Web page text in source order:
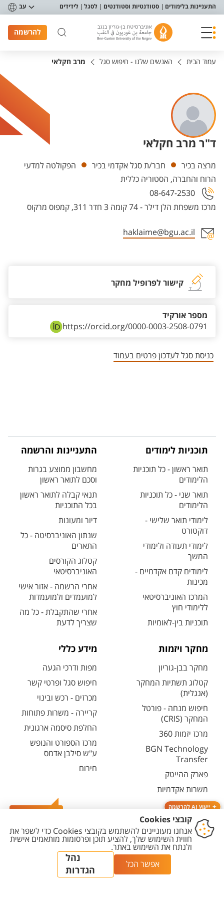
תפריט נגישות
התעניינות בלימודים סטודנטיות וסטודנטים לסגל לידידים עב
להרשמה
ייעוץ AI להרשמה
עמוד הבית האנשים שלנו - חיפוש סגל מרב חקלאי
ד"ר מרב חקלאי
יחידות
מרצה בכיר חבר/ת סגל אקדמי בכיר
הפקולטה למדעי
הרוח והחברה, הסטוריה כללית
מרכז משפחת הלן דילר - 74 קומה 3 חדר 311, קמפוס מרקוס
08-647-2530
haklaime@bgu.ac.il
קישור לפרופיל מחקר
https://orcid.org/0000-0003-2508-0791
מספר אורקיד
כניסת סגל לעדכון פרטים בעמוד
תוכניות לימודים
תואר ראשון - כל תוכניות
הלימודים
תואר שני - כל תוכניות
הלימודים
לימודי תואר שלישי -
דוקטורט
לימודי תעודה ולימודי
המשך
לימודים קדם אקדמיים -
מכינות
המרכז האוניברסיטאי
ללימודי חוץ
תוכניות בין-לאומיות
התעניינות והרשמה
מחשבון ממוצע בגרות
וסכם לתואר ראשון
תנאי קבלה לתואר ראשון
בכל התוכניות
דיור ומעונות
שנתון האוניברסיטה - כל
התארים
קטלוג הקורסים
האוניברסיטאי
אחרי הרשמה - אזור אישי
למועמדים ולמועמדות
אחרי שהתקבלת - כל מה
שצריך לדעת
מחקר ויזמות
מחקר בבן-גוריון
קטלוג תשתיות המחקר
(אנגלית)
חיפוש מנחה - פורטל
המחקר (CRIS)
מרכז יזמות 360
BGN Technology
Transfer
פארק ההייטק
משרות אקדמיות
מידע כללי
מפות ודרכי הגעה
חיפוש סגל ופרטי קשר
מכרזים - רכש ובינוי
קריירה - משרות פתוחות
החלפת סיסמה ארגונית
מרכז הספורט והנופש
ע"ש סילבן אדמס
חירום
נגישות
מדיניות
מדיניות עריכת
תוכן